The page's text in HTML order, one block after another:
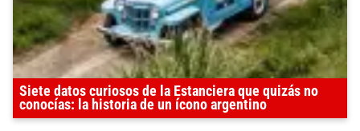
Siete datos curiosos de la Estanciera que quizás no
conocías: la historia de un ícono argentino